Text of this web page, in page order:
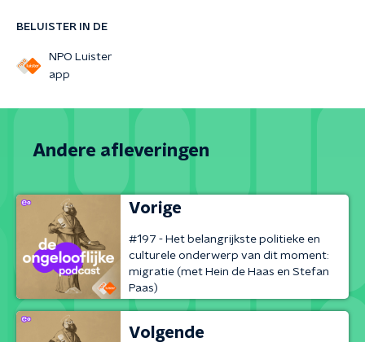
BELUISTER IN DE
NPO Luister
app
Andere afleveringen
Vorige
#197 - Het belangrijkste politieke en
culturele onderwerp van dit moment:
migratie (met Hein de Haas en Stefan
Paas)
Volgende